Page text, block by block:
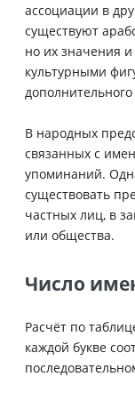
ассоциации в
существуют
но их значения
культурными
В народных
связанных с
упоминаний.
существовать
частных лиц, в
или общества.
Число
Расчёт по
каждой букве